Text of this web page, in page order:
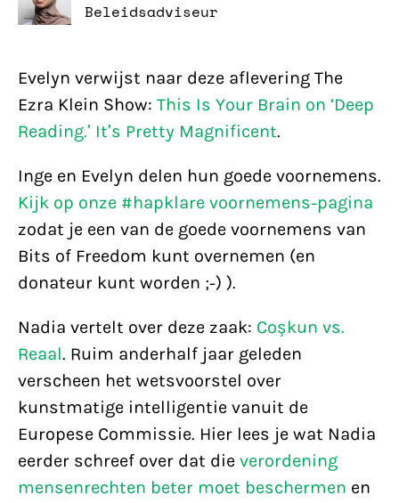
Beleidsadviseur
Evelyn verwijst naar deze aflevering The
Ezra Klein Show: This Is Your Brain on ‘Deep
Reading.’ It’s Pretty Magnificent.
Inge en Evelyn delen hun goede voornemens.
Kijk op onze #hapklare voornemens-pagina
zodat je een van de goede voornemens van
Bits of Freedom kunt overnemen (en
donateur kunt worden ;-) ).
Nadia vertelt over deze zaak: Coşkun vs.
Reaal. Ruim anderhalf jaar geleden
verscheen het wetsvoorstel over
kunstmatige intelligentie vanuit de
Europese Commissie. Hier lees je wat Nadia
eerder schreef over dat die verordening
mensenrechten beter moet beschermen en